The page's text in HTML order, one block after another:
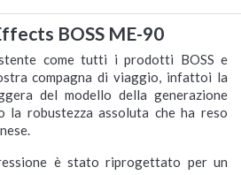
BOSS ME-90
come tutti i prodotti BOSS e
compagna di viaggio, infattoi la
del modello della generazione
la robustezza assoluta che ha reso
è stato riprogettato per un